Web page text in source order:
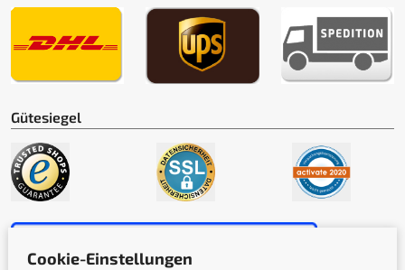
Gütesiegel
Cookie-Einstellungen